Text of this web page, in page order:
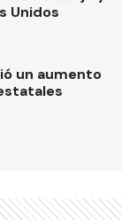
Unidos
un aumento